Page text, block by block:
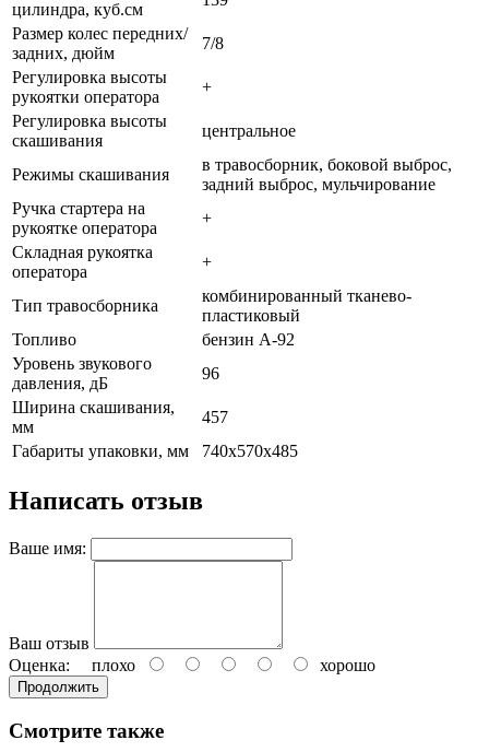
цилиндра, куб.см
Размер колес передних/
задних, дюйм
7/8
Регулировка высоты
рукоятки оператора
+
Регулировка высоты
скашивания
центральное
Режимы скашивания
в травосборник, боковой выброс,
задний выброс, мульчирование
Ручка стартера на
рукоятке оператора
+
Складная рукоятка
оператора
+
Тип травосборника
комбинированный тканево-
пластиковый
Топливо
бензин А-92
Уровень звукового
давления, дБ
96
Ширина скашивания,
мм
457
Габариты упаковки, мм
740х570х485
Написать отзыв
Ваше имя:
Ваш отзыв
Оценка: плохо хорошо
Продолжить
Смотрите также